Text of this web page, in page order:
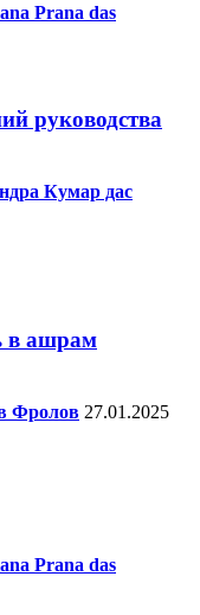
Prana das
руководства
Кумар дас
в ашрам
Фролов 27.01.2025
Prana das